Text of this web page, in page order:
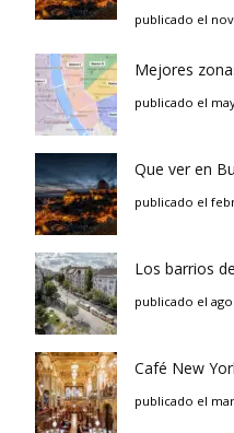
publicado el
Mejores
publicado el
Que ver en
publicado el
Los barrios
publicado el
Café New
publicado el